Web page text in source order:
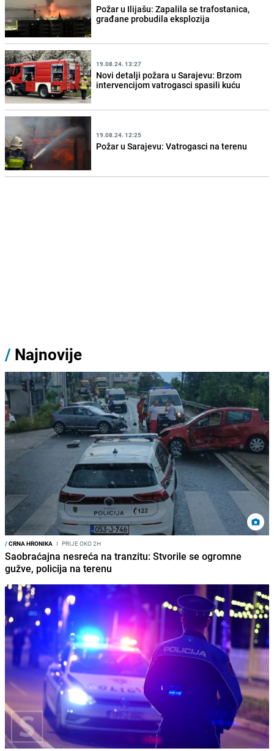
Požar u Ilijašu: Zapalila se trafostanica,
građane probudila eksplozija
19.08.24. 13:27
Novi detalji požara u Sarajevu: Brzom
intervencijom vatrogasci spasili kuću
19.08.24. 12:25
Požar u Sarajevu: Vatrogasci na terenu
/ Najnovije
/CRNA HRONIKA I PRIJE OKO 2H
Saobraćajna nesreća na tranzitu: Stvorile se ogromne
gužve, policija na terenu